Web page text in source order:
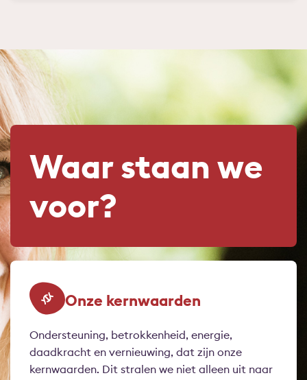
Waar staan we
voor?
Onze kernwaarden
Ondersteuning, betrokkenheid, energie,
daadkracht en vernieuwing, dat zijn onze
kernwaarden. Dit stralen we niet alleen uit naar